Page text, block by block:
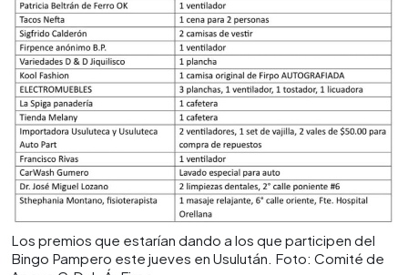
Los premios que estarían dando a los que participen del
Bingo Pampero este jueves en Usulután. Foto: Comité de